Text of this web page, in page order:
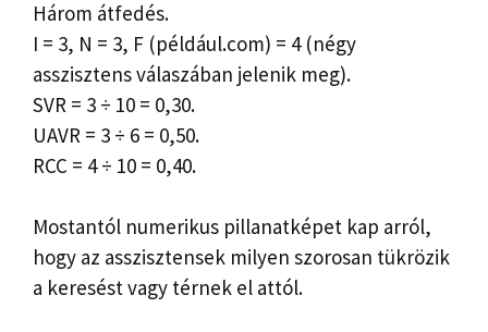
Három átfedés.
I = 3, N = 3, F (például.com) = 4 (négy
asszisztens válaszában jelenik meg).
SVR = 3 ÷ 10 = 0,30.
UAVR = 3 ÷ 6 = 0,50.
RCC = 4 ÷ 10 = 0,40.
Mostantól numerikus pillanatképet kap arról,
hogy az asszisztensek milyen szorosan tükrözik
a keresést vagy térnek el attól.